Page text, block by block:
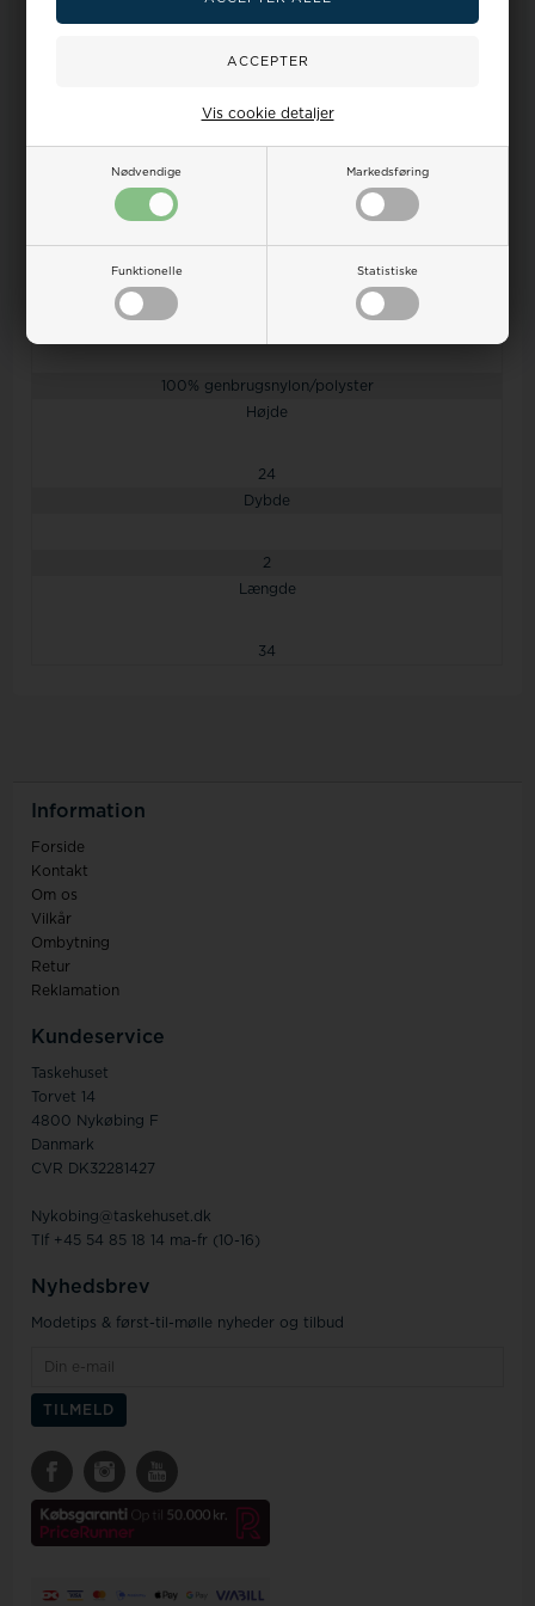
Nødvendige Markedsføring
Funktionelle Statistiske
Vis cookie detaljer
Køn
100% genbrugsnylon/polyster
Højde
24
Dybde
2
Længde
34
Information
Forside
Kontakt
Om os
Vilkår
Ombytning
Retur
Reklamation
Kundeservice
Taskehuset
Torvet 14
4800 Nykøbing F
Danmark
CVR DK32281427
Nykobing@taskehuset.dk
Tlf +45 54 85 18 14 ma-fr (10-16)
Nyhedsbrev
Modetips & først-til-mølle nyheder og tilbud